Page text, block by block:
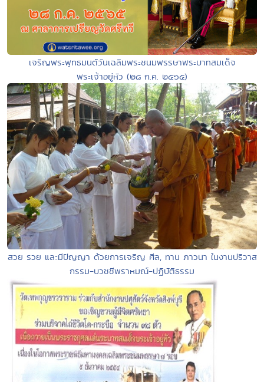
เจริญพระพุทธมนต์วันเฉลิมพระชนมพรรษาพระบาทสมเด็จ
พระเจ้าอยู่หัว (๒๘ ก.ค. ๒๕๖๕)
สวย รวย และมีปัญญา ด้วยการเจริญ ศีล, ทาน ภาวนา ในงานปริวาส
กรรม-บวชชีพราหมณ์-ปฏิบัติธรรม